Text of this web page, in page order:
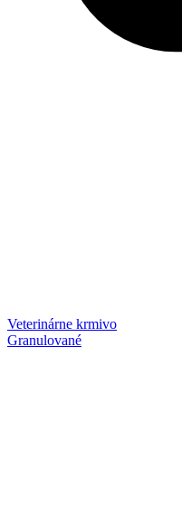
Veterinárne krmivo
Granulované